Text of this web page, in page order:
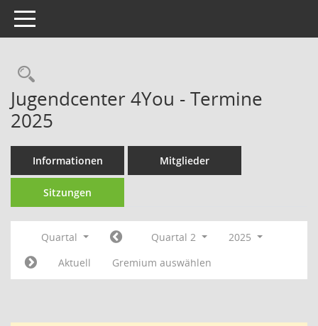
Toggle navigation
Rechercheauswahl
Jugendcenter 4You - Termine
2025
Informationen Mitglieder
Sitzungen
Quartal Quartal 2
2025
Aktuell
Gremium auswählen